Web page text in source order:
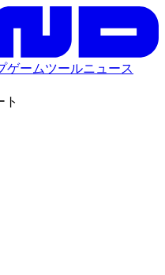
ゲームツールニュース